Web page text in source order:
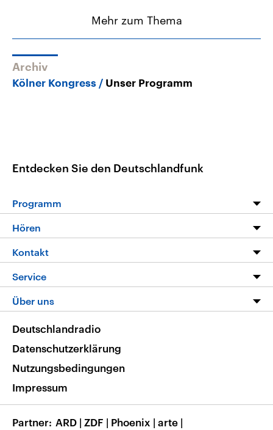
Mehr zum Thema
Archiv
Kölner Kongress Unser Programm
Entdecken Sie den Deutschlandfunk
Programm
Programm
Die Nachrichten
Nachrichtenleicht
Neue Beiträge auf dlf.de
Hören
Livestream
Podcasts
Deutschlandfunk App
Nachrichten App
Frequenzen
Kontakt
Hörerservice
Service
FAQ
Veranstaltungen
Musikliste
RSS
Über uns
Barrierefreiheit
Deutschlandradio
Datenschutzerklärung
Nutzungsbedingungen
Impressum
Partner ARD | ZDF | Phoenix | arte |